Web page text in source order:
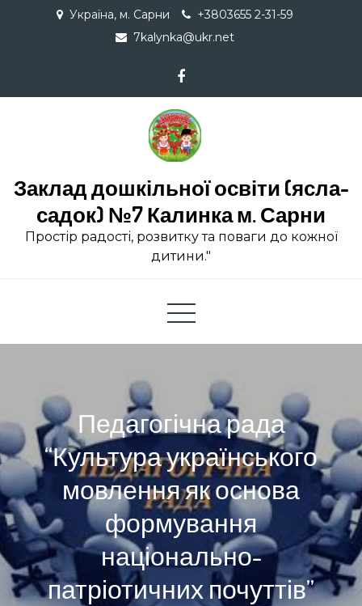
Україна, м. Сарни
+3803655 2-31-59
7kalynka@ukr.net
Заклад дошкільної освіти (ясла-
садок) №7 Калинка м. Сарни
Простір радості, розвитку та поваги до кожної
дитини."
Педагогічна рада
“Культура українського
мовлення як основа
формування
національно-
патріотичних почуттів”